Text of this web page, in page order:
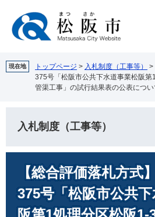
現在地 トップページ > 入札制度（工事等） >
375号「松阪市公共下水道事業松阪
管渠工事」の試行結果表の公表につい
入札制度（工事等）
【総合評価落札方式
375号「松阪市公共